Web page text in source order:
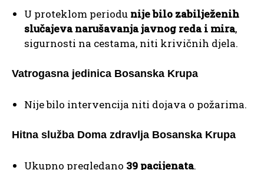
U proteklom periodu nije bilo zabilježenih
slučajeva narušavanja javnog reda i mira,
sigurnosti na cestama, niti krivičnih djela.
Vatrogasna jedinica Bosanska Krupa
Nije bilo intervencija niti dojava o požarima.
Hitna služba Doma zdravlja Bosanska Krupa
Ukupno pregledano 39 pacijenata.